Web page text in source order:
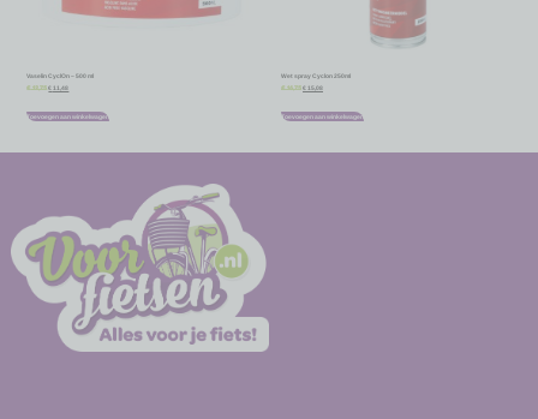
Vaselin CyclOn – 500 ml
€12,75 €11,48
Toevoegen aan winkelwagen
Wet spray Cyclon 250ml
€ 16,75 €15,08
Toevoegen aan winkelwagen